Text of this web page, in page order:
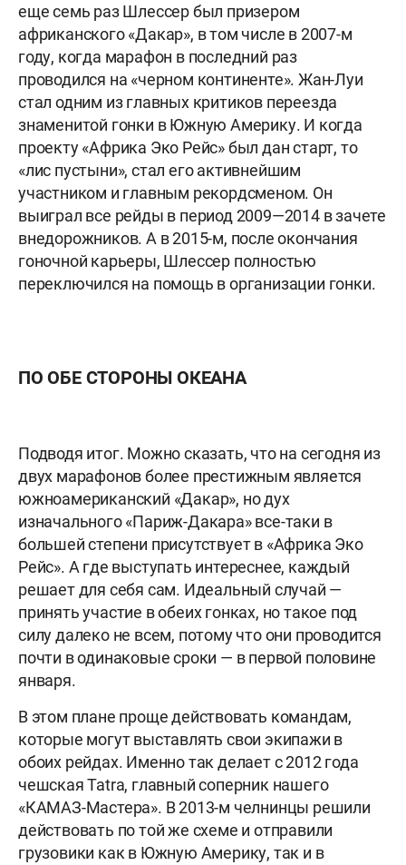
еще семь раз Шлессер был призером
африканского «Дакар», в том числе в 2007-м
году, когда марафон в последний раз
проводился на «черном континенте». Жан-Луи
стал одним из главных критиков переезда
знаменитой гонки в Южную Америку. И когда
проекту «Африка Эко Рейс» был дан старт, то
«лис пустыни», стал его активнейшим
участником и главным рекордсменом. Он
выиграл все рейды в период 2009—2014 в зачете
внедорожников. А в 2015-м, после окончания
гоночной карьеры, Шлессер полностью
переключился на помощь в организации гонки.
ПО ОБЕ СТОРОНЫ ОКЕАНА
Подводя итог. Можно сказать, что на сегодня из
двух марафонов более престижным является
южноамериканский «Дакар», но дух
изначального «Париж-Дакара» все-таки в
большей степени присутствует в «Африка Эко
Рейс». А где выступать интереснее, каждый
решает для себя сам. Идеальный случай —
принять участие в обеих гонках, но такое под
силу далеко не всем, потому что они проводится
почти в одинаковые сроки — в первой половине
января.
В этом плане проще действовать командам,
которые могут выставлять свои экипажи в
обоих рейдах. Именно так делает с 2012 года
чешская Tatra, главный соперник нашего
«КАМАЗ-Мастера». В 2013-м челнинцы решили
действовать по той же схеме и отправили
грузовики как в Южную Америку, так и в